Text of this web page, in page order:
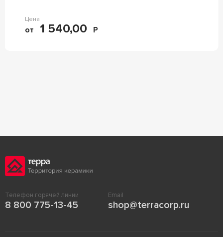
Цена
от 1 540,00 Р
Телефон горячей линии
8 800 775-13-45
Email
shop@terracorp.ru